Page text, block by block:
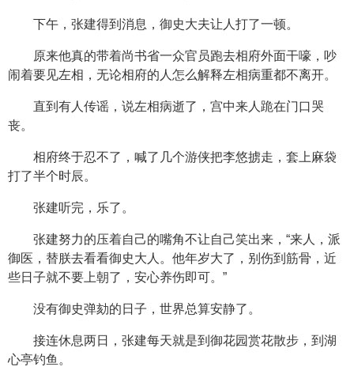
下午，张建得到消息，御史大夫让人打了一顿。
原来他真的带着尚书省一众官员跑去相府外面干嚎，吵
闹着要见左相，无论相府的人怎么解释左相病重都不离开。
直到有人传谣，说左相病逝了，宫中来人跪在门口哭
丧。
相府终于忍不了，喊了几个游侠把李悠掳走，套上麻袋
打了半个时辰。
张建听完，乐了。
张建努力的压着自己的嘴角不让自己笑出来，“来人，派
御医，替朕去看看御史大人。他年岁大了，别伤到筋骨，近
些日子就不要上朝了，安心养伤即可。”
没有御史弹劾的日子，世界总算安静了。
接连休息两日，张建每天就是到御花园赏花散步，到湖
心亭钓鱼。